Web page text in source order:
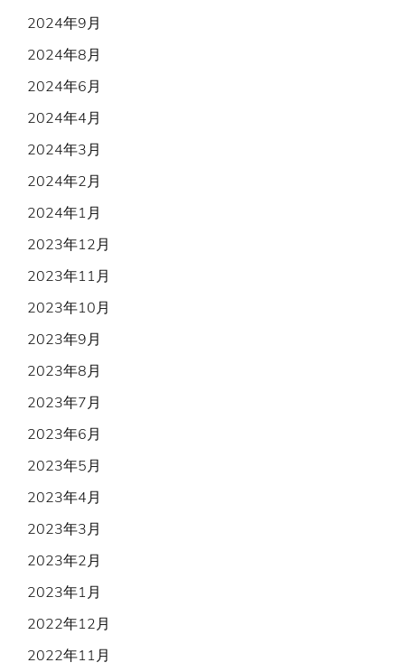
2024年9月
2024年8月
2024年6月
2024年4月
2024年3月
2024年2月
2024年1月
2023年12月
2023年11月
2023年10月
2023年9月
2023年8月
2023年7月
2023年6月
2023年5月
2023年4月
2023年3月
2023年2月
2023年1月
2022年12月
2022年11月